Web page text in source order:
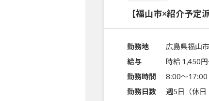
【福山市×紹介予定
勤務地
広島県福山市
給与
時給 1,450
勤務時間
8:00～17:00
勤務日数
週5日（休日